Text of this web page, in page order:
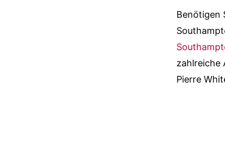
Benötigen
zahlreiche
Pierre